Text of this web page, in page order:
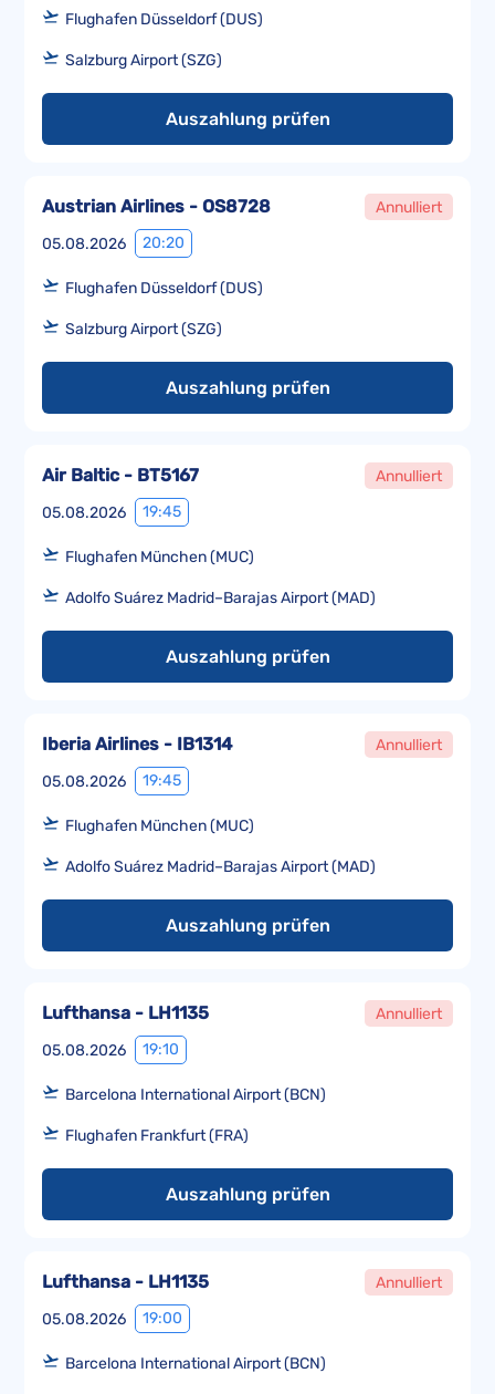
Flughafen Düsseldorf (DUS)
Salzburg Airport (SZG)
Auszahlung prüfen
05.08.2026 20:20
Austrian Airlines - OS8728 Annulliert
Flughafen Düsseldorf (DUS)
Salzburg Airport (SZG)
Auszahlung prüfen
05.08.2026 19:45
Air Baltic - BT5167 Annulliert
Flughafen München (MUC)
Adolfo Suárez Madrid–Barajas Airport (MAD)
Auszahlung prüfen
05.08.2026 19:45
Iberia Airlines - IB1314 Annulliert
Flughafen München (MUC)
Adolfo Suárez Madrid–Barajas Airport (MAD)
Auszahlung prüfen
05.08.2026 19:10
Lufthansa - LH1135 Annulliert
Barcelona International Airport (BCN)
Flughafen Frankfurt (FRA)
Auszahlung prüfen
05.08.2026 19:00
Lufthansa - LH1135 Annulliert
Barcelona International Airport (BCN)